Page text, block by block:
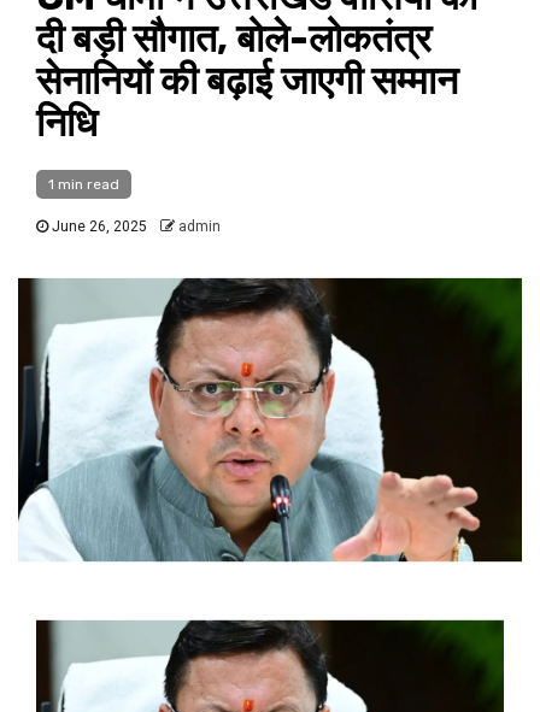
दी बड़ी सौगात, बोले-लोकतंत्र
सेनानियों की बढ़ाई जाएगी सम्मान
निधि
1 min read
June 26, 2025 admin